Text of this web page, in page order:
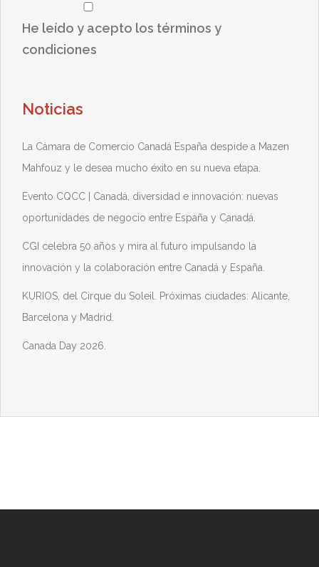
He leído y acepto los términos y
condiciones
Noticias
La Cámara de Comercio Canadá España despide a Mazen
Mahfouz y le desea mucho éxito en su nueva etapa.
Evento CQCC | Canadá, diversidad e innovación: nuevas
oportunidades de negocio entre España y Canadá.
CGI celebra 50 años y mira al futuro impulsando la
innovación y la colaboración entre Canadá y España.
KURIOS, del Cirque du Soleil. Próximas ciudades: Alicante,
Barcelona y Madrid.
Canada Day 2026.